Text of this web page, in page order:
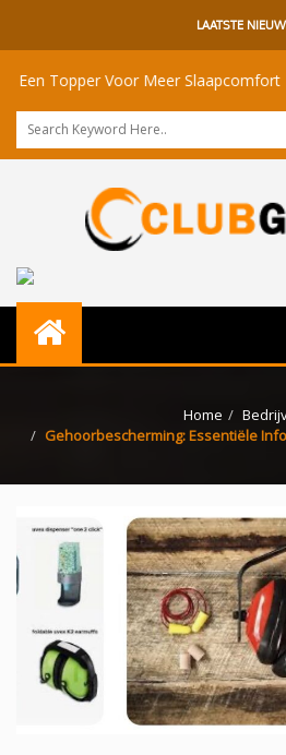
LAATSTE
Voor Meer Slaapcomfort
Home
Gehoorbescherming: Essentiële